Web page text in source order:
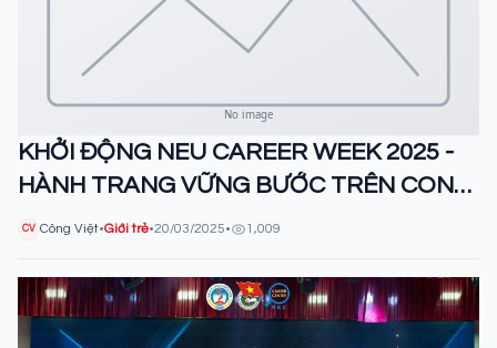
KHỞI ĐỘNG NEU CAREER WEEK 2025 -
HÀNH TRANG VỮNG BƯỚC TRÊN CON
ĐƯỜNG SỰ NGHIỆP
CV Công Việt•Giới trẻ•20/03/2025• 1,009